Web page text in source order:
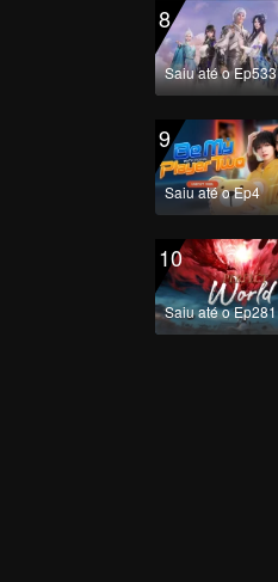
8
Saiu até o Ep533
9
Saiu até o Ep4
10
Saiu até o Ep281